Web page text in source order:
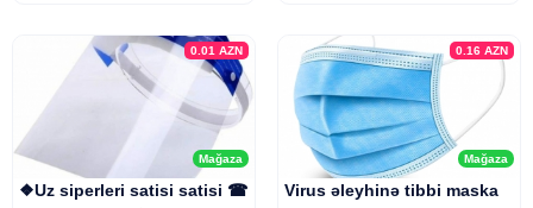
Mağaza
0.01AZN
❖Uz siperleri satisi satisi ☎
Mağaza
0.16 AZN
Virus əleyhinə tibbi maska